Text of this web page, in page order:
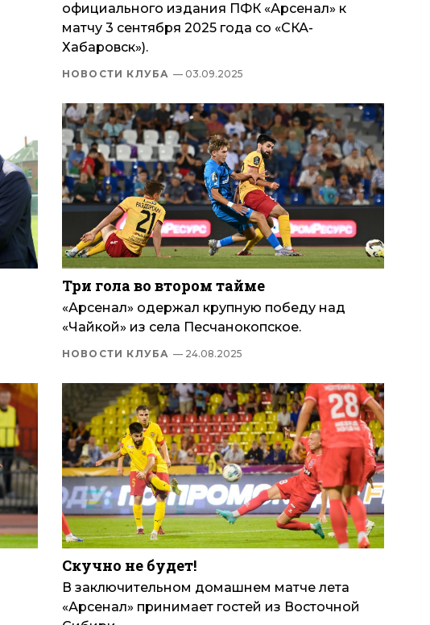
официального издания ПФК «Арсенал» к
матчу 3 сентября 2025 года со «СКА-
Хабаровск»).
НОВОСТИ КЛУБА — 03.09.2025
Три гола во втором тайме
«Арсенал» одержал крупную победу над
«Чайкой» из села Песчанокопское.
НОВОСТИ КЛУБА — 24.08.2025
Скучно не будет!
В заключительном домашнем матче лета
«Арсенал» принимает гостей из Восточной